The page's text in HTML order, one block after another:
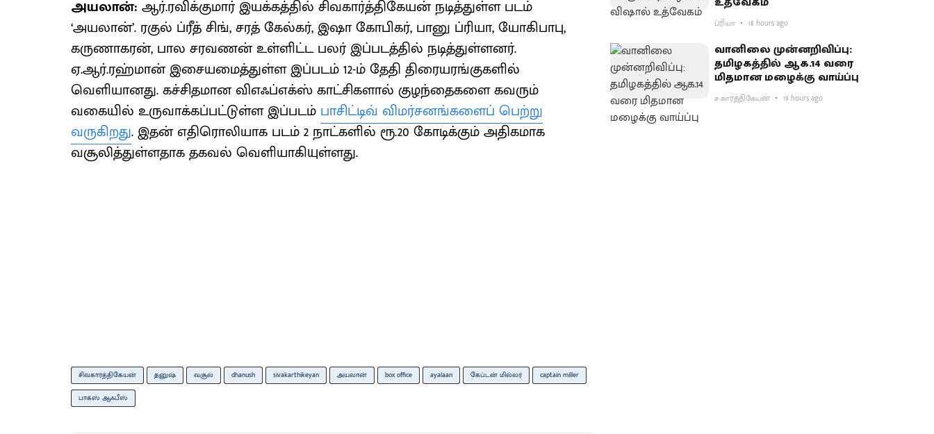
அயலான்: ஆர்.ரவிக்குமார் இயக்கத்தில் சிவகார்த்திகேயன் நடித்துள்ள படம்
‘அயலான்’. ரகுல் ப்ரீத் சிங், சரத் ​​கேல்கர், இஷா கோபிகர், பானு ப்ரியா, யோகிபாபு,
கருணாகரன், பால சரவணன் உள்ளிட்ட பலர் இப்படத்தில் நடித்துள்ளனர்.
ஏ.ஆர்.ரஹ்மான் இசையமைத்துள்ள இப்படம் 12-ம் தேதி திரையரங்குகளில்
வெளியானது. கச்சிதமான விஎஃப்எக்ஸ் காட்சிகளால் குழந்தைகளை கவரும்
வகையில் உருவாக்கப்பட்டுள்ள இப்படம் பாசிட்டிவ் விமர்சனங்களைப் பெற்று
வருகிறது. இதன் எதிரொலியாக படம் 2 நாட்களில் ரூ.20 கோடிக்கும் அதிகமாக
வசூலித்துள்ளதாக தகவல் வெளியாகியுள்ளது.
சிவகார்த்திகேயன் தனுஷ் வசூல் dhanush sivakarthikeyan அயலான் box office ayalaan கேப்டன் மில்லர் captain miller
பாக்ஸ் ஆஃபீஸ்
ப்ரியா 18 hours ago
வானிலை முன்னறிவிப்பு:
தமிழகத்தில் ஆக.14 வரை
மிதமான மழைக்கு வாய்ப்பு
ச.கார்த்திகேயன் 19 hours ago